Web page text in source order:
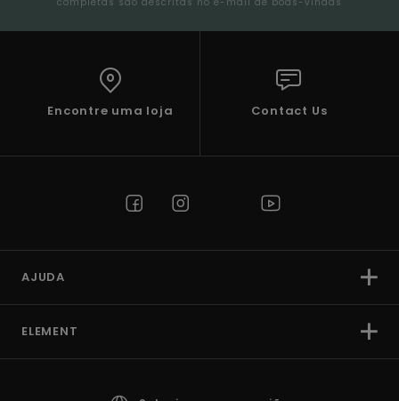
Encontre uma loja Contact Us
AJUDA
ELEMENT